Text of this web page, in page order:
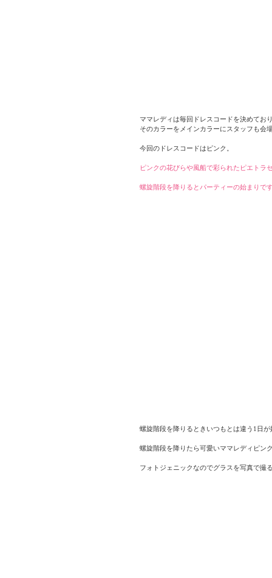
ママレディは毎回ドレスコードを決めており
そのカラーをメインカラーにスタッフも会
今回のドレスコードはピンク。
ピンクの花びらや風船で彩られたピエトラ
螺旋階段を降りるとパーティーの始まりです
螺旋階段を降りるときいつもとは違う1日が
螺旋階段を降りたら可愛いママレディピン
フォトジェニックなのでグラスを写真で撮